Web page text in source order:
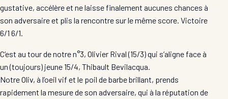
gustative, accélère et ne laisse finalement aucunes chances à
son adversaire et plis la rencontre sur le même score. Victoire
6/1 6/1.
C’est au tour de notre n°3, Olivier Rival (15/3) qui s’aligne face à
un (toujours) jeune 15/4, Thibault Bevilacqua.
Notre Oliv, à l’oeil vif et le poil de barbe brillant, prends
rapidement la mesure de son adversaire, qui à la réputation de